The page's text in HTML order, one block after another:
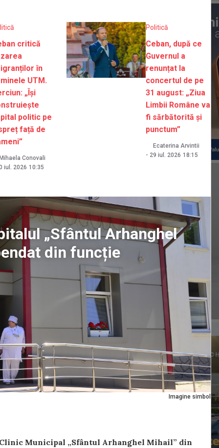
critică
în
UTM.
„Își
politic pe
față de
Conovali
iul. 2026 10:35
Politică
Ceban, după ce
Guvernul a
renunțat la
concertul de pe
31 august: „Ziua
Limbii Române va
fi sărbătorită și
punctum”
Ecaterina Arvintii
- 29 iul. 2026 18:15
Imagine simbol
„Sfântul Arhanghel
din funcție
Municipal „Sfântul Arhanghel Mihail” din